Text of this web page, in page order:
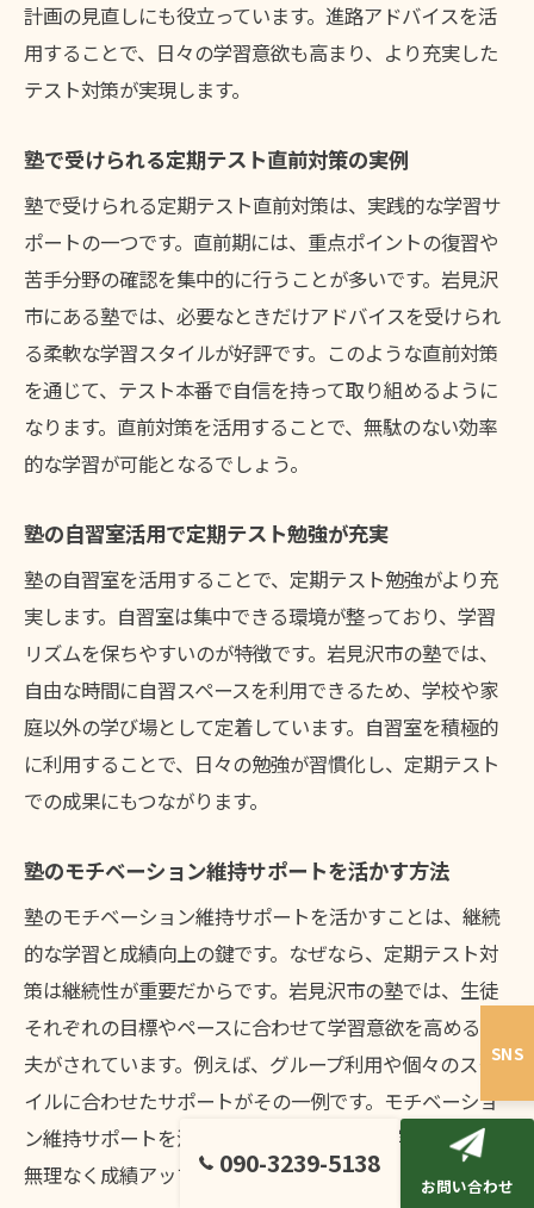
計画の見直しにも役立っています。進路アドバイスを活
用することで、日々の学習意欲も高まり、より充実した
テスト対策が実現します。
塾で受けられる定期テスト直前対策の実例
塾で受けられる定期テスト直前対策は、実践的な学習サ
ポートの一つです。直前期には、重点ポイントの復習や
苦手分野の確認を集中的に行うことが多いです。岩見沢
市にある塾では、必要なときだけアドバイスを受けられ
る柔軟な学習スタイルが好評です。このような直前対策
を通じて、テスト本番で自信を持って取り組めるように
なります。直前対策を活用することで、無駄のない効率
的な学習が可能となるでしょう。
塾の自習室活用で定期テスト勉強が充実
塾の自習室を活用することで、定期テスト勉強がより充
実します。自習室は集中できる環境が整っており、学習
リズムを保ちやすいのが特徴です。岩見沢市の塾では、
自由な時間に自習スペースを利用できるため、学校や家
庭以外の学び場として定着しています。自習室を積極的
に利用することで、日々の勉強が習慣化し、定期テスト
での成果にもつながります。
塾のモチベーション維持サポートを活かす方法
塾のモチベーション維持サポートを活かすことは、継続
的な学習と成績向上の鍵です。なぜなら、定期テスト対
策は継続性が重要だからです。岩見沢市の塾では、生徒
それぞれの目標やペースに合わせて学習意欲を高める工
夫がされています。例えば、グループ利用や個々のスタ
イルに合わせたサポートがその一例です。モチベーショ
ン維持サポートを活用し、自分のペースで学ぶことで、
無理なく成績アップを目指せます。
SNS
090-3239-5138
お問い合わせ